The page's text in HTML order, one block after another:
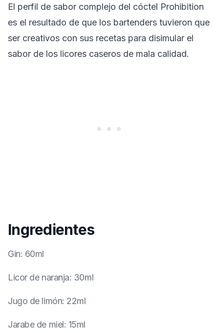
El perfil de sabor complejo del cóctel Prohibition
es el resultado de que los bartenders tuvieron que
ser creativos con sus recetas para disimular el
sabor de los licores caseros de mala calidad.
Ingredientes
Gin: 60ml
Licor de naranja: 30ml
Jugo de limón: 22ml
Jarabe de miel: 15ml